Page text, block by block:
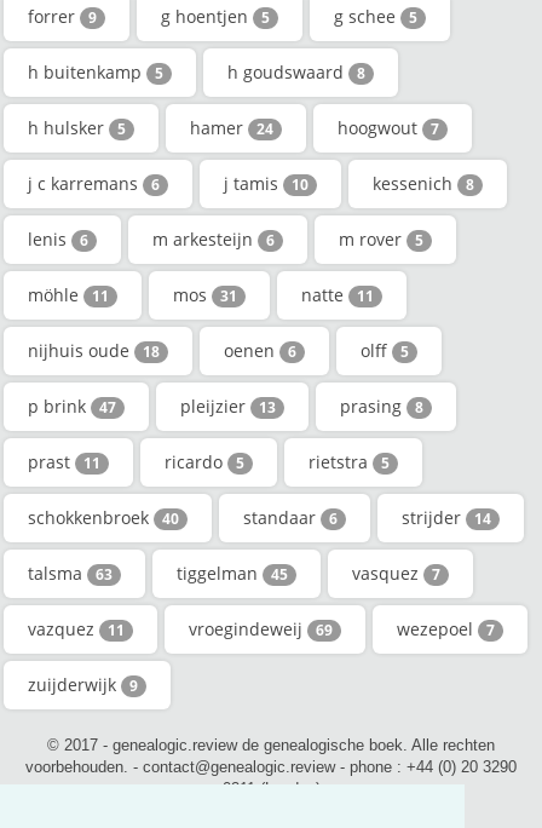
forrer 9 g hoentjen 5 g schee 5
h buitenkamp 5 h goudswaard 8
h hulsker 5 hamer 24 hoogwout 7
j c karremans 6 j tamis 10 kessenich 8
lenis 6 m arkesteijn 6 m rover 5
möhle 11 mos 31 natte 11
nijhuis oude 18 oenen 6 olff 5
p brink 47 pleijzier 13 prasing 8
prast 11 ricardo 5 rietstra 5
schokkenbroek 40 standaar 6 strijder 14
talsma 63 tiggelman 45 vasquez 7
vazquez 11 vroegindeweij 69 wezepoel 7
zuijderwijk 9
© 2017 - genealogic.review de genealogische boek. Alle rechten
voorbehouden. - contact@genealogic.review - phone : +44 (0) 20 3290
0211 (London)